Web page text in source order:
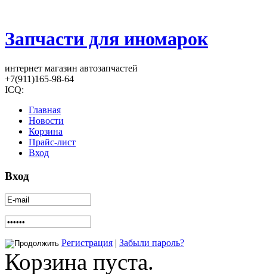
Запчасти для иномарок
интернет магазин автозапчастей
+7(911)165-98-64
ICQ:
Главная
Новости
Корзина
Прайс-лист
Вход
Вход
Регистрация | Забыли пароль?
Корзина пуста.